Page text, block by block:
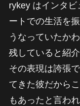
rykey はインタビ
ートでの生活を
うなっていたか
残していると紹
その表現は誇張
てきた彼だから
もあったと言わ